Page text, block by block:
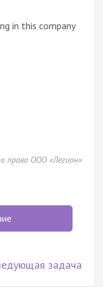
in this company
права ООО «Легион»
задача